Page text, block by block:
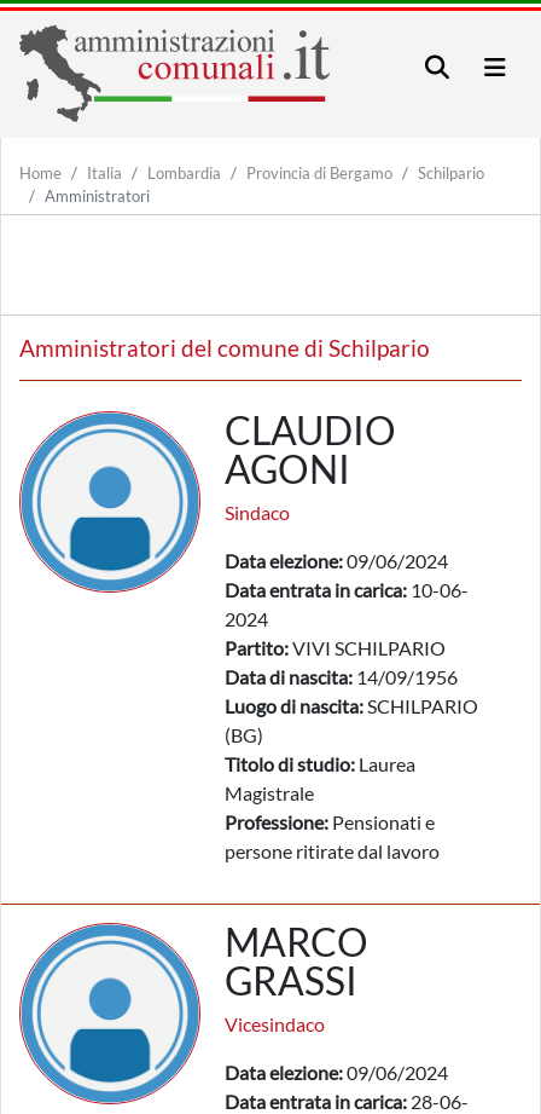
Home Italia Lombardia Provincia di Bergamo
Schilpario
Amministratori
Amministratori del comune di Schilpario
CLAUDIO
AGONI
Sindaco
Data elezione:09/06/2024
Data entrata in carica: 10-06-
2024
Partito:VIVI SCHILPARIO
Data di nascita: 14/09/1956
Luogo di nascita:SCHILPARIO
(BG)
Titolo di studio: Laurea
Magistrale
Professione: Pensionati e
persone ritirate dal lavoro
MARCO
GRASSI
Vicesindaco
Data elezione:09/06/2024
Data entrata in carica: 28-06-